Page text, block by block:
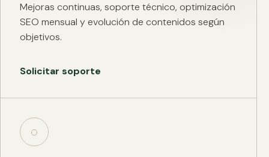
Mejoras continuas, soporte técnico, optimización
SEO mensual y evolución de contenidos según
objetivos.
Solicitar soporte
◌